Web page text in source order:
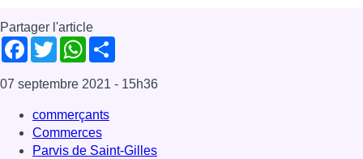
Partager l'article
Facebook
TwitterWhatsApp
07 septembre 2021 - 15h36
commerçants
Commerces
Parvis de Saint-Gilles